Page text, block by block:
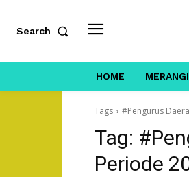
Search
HOME
Tags #Pengurus
Tag:
Periode